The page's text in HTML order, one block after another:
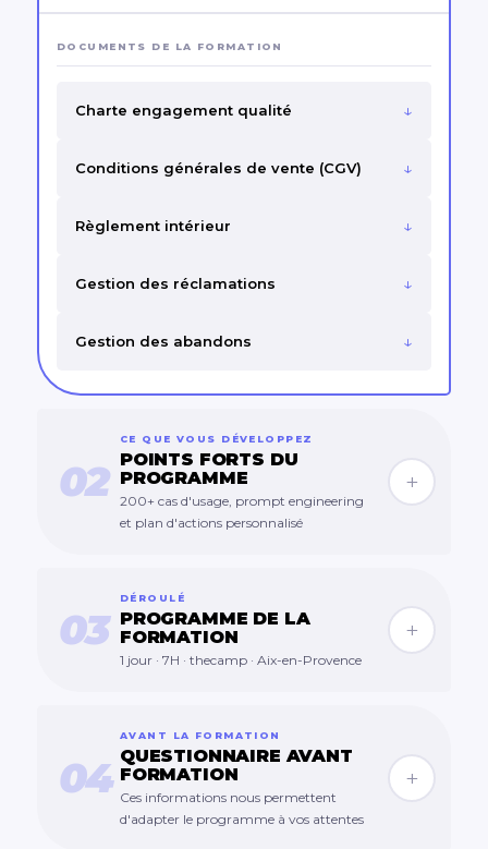
DOCUMENTS DE LA FORMATION
Charte engagement qualité ↓
Conditions générales de vente (CGV) ↓
Règlement intérieur ↓
Gestion des réclamations ↓
Gestion des abandons ↓
02
CE QUE VOUS DÉVELOPPEZ
POINTS FORTS DU
PROGRAMME
200+ cas d'usage, prompt engineering
et plan d'actions personnalisé
+
03
DÉROULÉ
PROGRAMME DE LA
FORMATION
1 jour · 7H · thecamp · Aix-en-Provence
+
04
AVANT LA FORMATION
QUESTIONNAIRE AVANT
FORMATION
Ces informations nous permettent
d'adapter le programme à vos attentes
+